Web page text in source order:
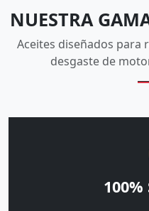
NUESTRA
Aceites diseñados para
desgaste de